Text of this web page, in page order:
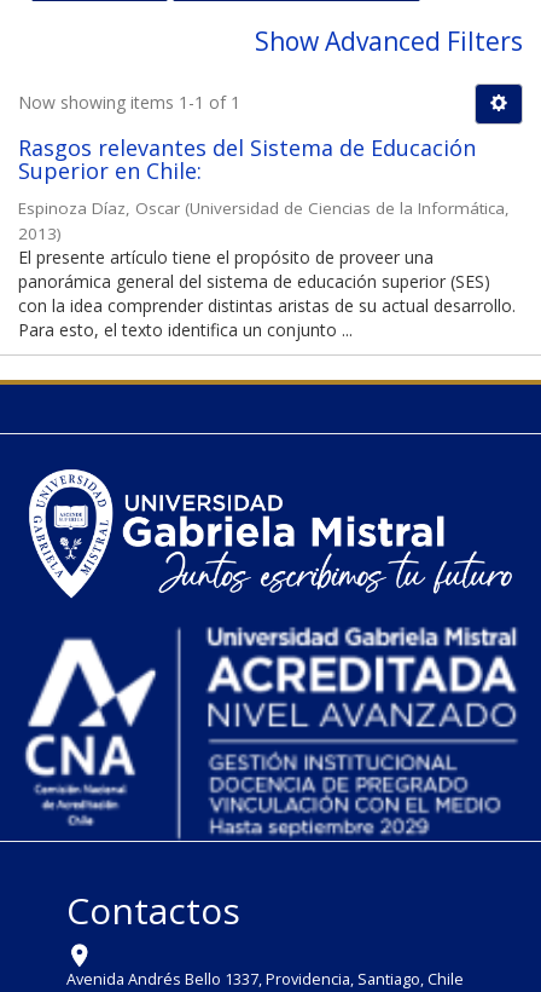
Show Advanced Filters
Now showing items 1-1 of 1
Rasgos relevantes del Sistema de Educación
Superior en Chile:
Espinoza Díaz, Oscar (Universidad de Ciencias de la Informática,
2013)
El presente artículo tiene el propósito de proveer una
panorámica general del sistema de educación superior (SES)
con la idea comprender distintas aristas de su actual desarrollo.
Para esto, el texto identifica un conjunto ...
Contactos
Avenida Andrés Bello 1337, Providencia, Santiago, Chile